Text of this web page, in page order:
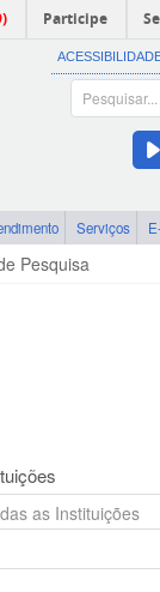
Participe
Serviços
Pesquisa